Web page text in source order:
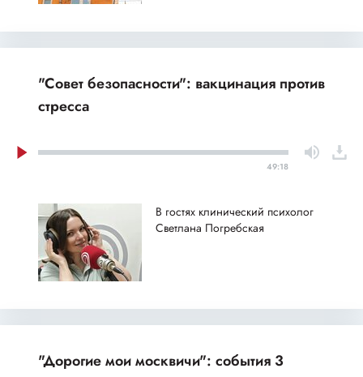
"Совет безопасности": вакцинация против
стресса
49:18
В гостях клинический психолог
Светлана Погребская
"Дорогие мои москвичи": события 3